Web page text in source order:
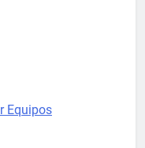
Equipos